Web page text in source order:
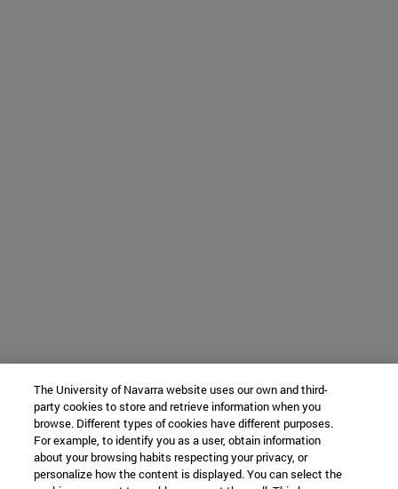
The University of Navarra website uses our own and third-
party cookies to store and retrieve information when you
browse. Different types of cookies have different purposes.
For example, to identify you as a user, obtain information
about your browsing habits respecting your privacy, or
personalize how the content is displayed. You can select the